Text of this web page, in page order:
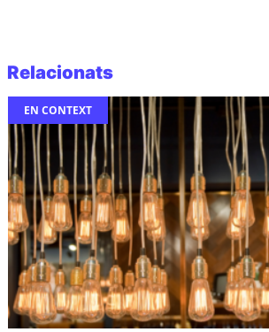
Relacionats
EN CONTEXT